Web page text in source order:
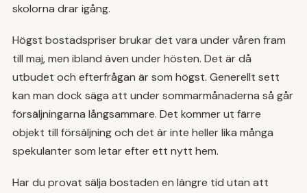
skolorna drar igång.
Högst bostadspriser brukar det vara under våren fram
till maj, men ibland även under hösten. Det är då
utbudet och efterfrågan är som högst. Generellt sett
kan man dock säga att under sommarmånaderna så går
försäljningarna långsammare. Det kommer ut färre
objekt till försäljning och det är inte heller lika många
spekulanter som letar efter ett nytt hem.
Har du provat sälja bostaden en längre tid utan att